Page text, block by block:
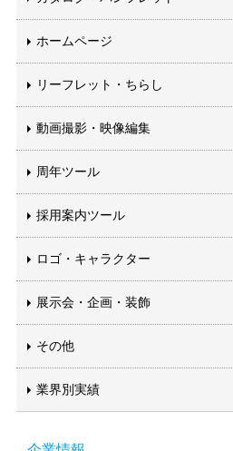
ホームページ
リーフレット・ちらし
動画撮影・映像編集
周年ツール
採用案内ツール
ロゴ・キャラクター
展示会・企画・装飾
その他
業界別実績